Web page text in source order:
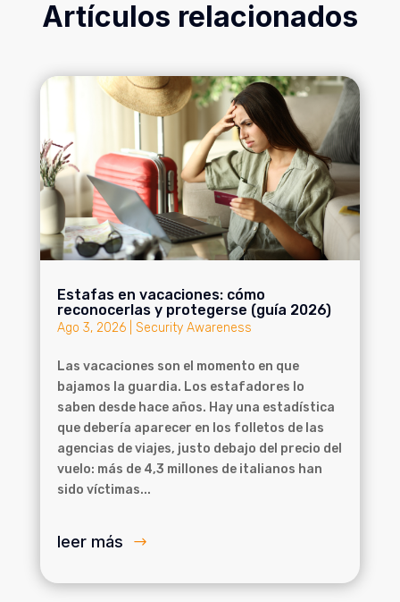
Artículos relacionados
Estafas en vacaciones: cómo
reconocerlas y protegerse (guía 2026)
Ago 3, 2026| Security Awareness
Las vacaciones son el momento en que
bajamos la guardia. Los estafadores lo
saben desde hace años. Hay una estadística
que debería aparecer en los folletos de las
agencias de viajes, justo debajo del precio del
vuelo: más de 4,3 millones de italianos han
sido víctimas...
leer más